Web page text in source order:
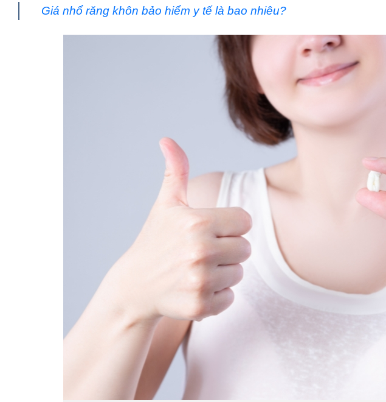
Giá nhổ răng khôn bảo hiểm y tế là bao nhiêu?